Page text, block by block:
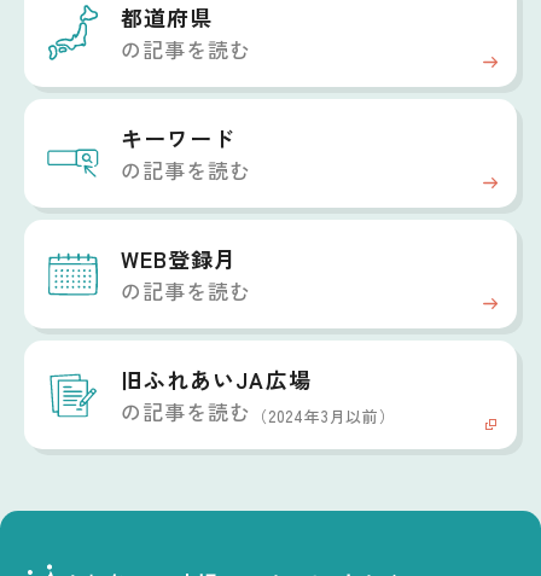
都道府県
の記事を読む
キーワード
の記事を読む
WEB登録月
の記事を読む
旧ふれあいJA広場
の記事を読む （2024年3月以前）